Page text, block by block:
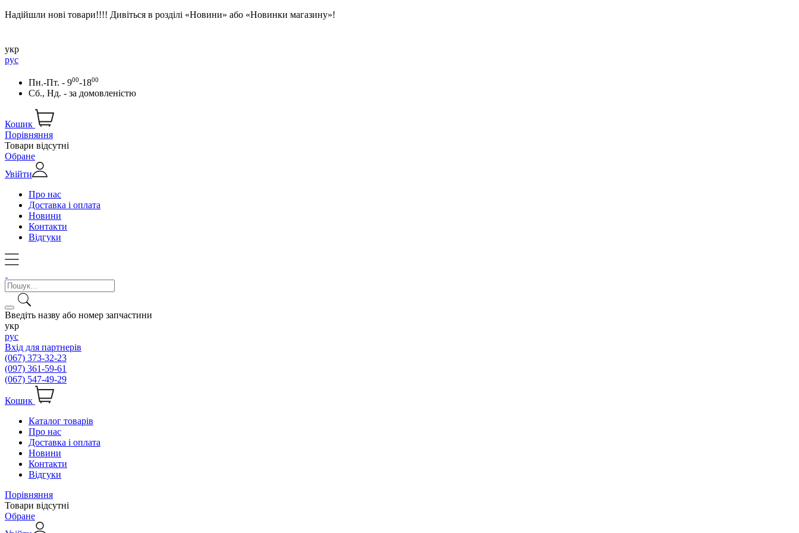
Надійшли нові товари!!!! Дивіться в розділі «Новини» або «Новинки магазину»!
укр
рус
Пн.-Пт. - 900-1800
Сб., Нд. - за домовленістю
Кошик
Порівняння
Товари відсутні
Обране
Увійти
Про нас
Доставка і оплата
Новини
Контакти
Відгуки
Введіть назву або номер запчастини
укр
рус
Вхід для партнерів
(067) 373-32-23
(097) 361-59-61
(067) 547-49-29
Кошик
Каталог товарів
Про нас
Доставка і оплата
Новини
Контакти
Відгуки
Порівняння
Товари відсутні
Обране